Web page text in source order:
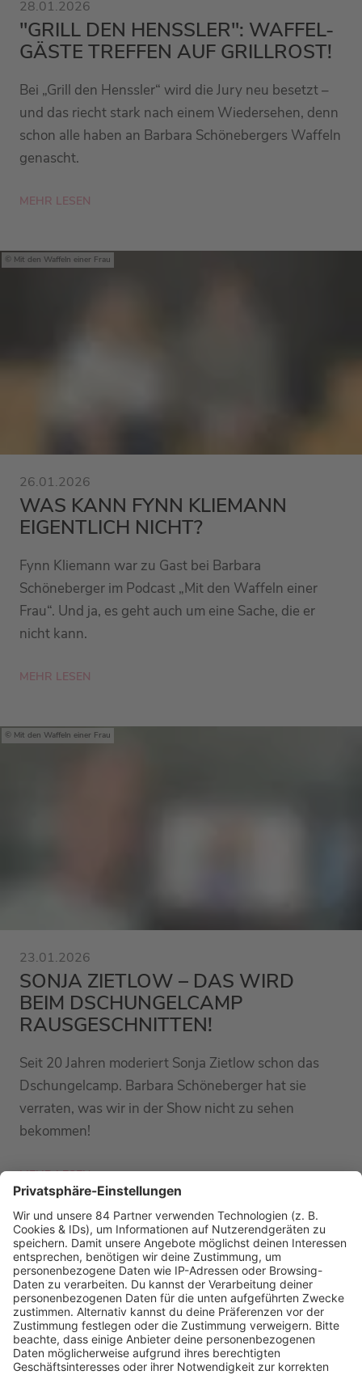
28.01.2026
"GRILL DEN HENSSLER": WAFFEL-
GÄSTE TREFFEN AUF GRILLROST!
Bei „Grill den Henssler“ wird die Jury neu besetzt –
und das riecht stark nach einem Wiedersehen, denn
schon alle haben an Barbara Schönebergers Waffeln
genascht.
MEHR LESEN
Mit den Waffeln einer Frau
26.01.2026
WAS KANN FYNN KLIEMANN
EIGENTLICH NICHT?
Fynn Kliemann war zu Gast bei Barbara
Schöneberger im Podcast „Mit den Waffeln einer
Frau“. Und ja, es geht auch um eine Sache, die er
nicht kann.
MEHR LESEN
Mit den Waffeln einer Frau
23.01.2026
SONJA ZIETLOW – DAS WIRD
BEIM DSCHUNGELCAMP
RAUSGESCHNITTEN!
Seit 20 Jahren moderiert Sonja Zietlow schon das
Dschungelcamp. Barbara Schöneberger hat sie
verraten, was wir in der Show nicht zu sehen
bekommen!
MEHR LESEN
PODCAST-GÄSTE: MEHR NEWS
HOME
RADIOS